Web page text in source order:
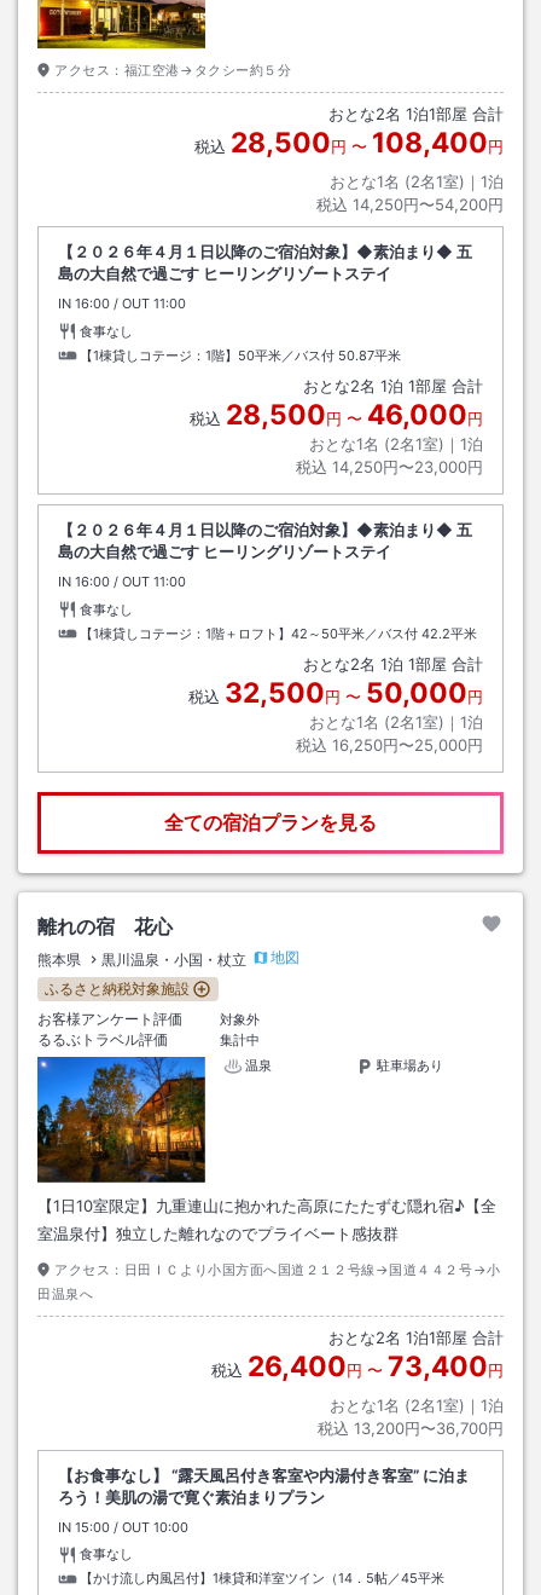
アクセス： 福江空港→タクシー約５分
おとな2名 1泊1部屋 合計
税込 28,500円 〜 108,400円
おとな1名 (2名1室)｜ 1泊
税込 14,250円〜54,200円
【２０２６年４月１日以降のご宿泊対象】◆素泊まり◆ 五
島の大自然で過ごす ヒーリングリゾートステイ
IN チェックイン
16:00 / OUT チェックアウト
11:00
食事なし
【1棟貸しコテージ：1階】50平米／バス付 50.87平米
おとな2名 1泊 1部屋 合計
税込 28,500円 〜 46,000円
おとな1名 (2名1室)｜ 1泊
税込 14,250円〜23,000円
【２０２６年４月１日以降のご宿泊対象】◆素泊まり◆ 五
島の大自然で過ごす ヒーリングリゾートステイ
IN チェックイン
16:00 / OUT チェックアウト
11:00
食事なし
【1棟貸しコテージ：1階＋ロフト】42～50平米／バス付 42.2平米
おとな2名 1泊 1部屋 合計
税込 32,500円 〜 50,000円
おとな1名 (2名1室)｜ 1泊
税込 16,250円〜25,000円
全ての宿泊プランを見る
離れの宿 花心
熊本県 黒川温泉・小国・杖立
地図
ふるさと納税対象施設
お客様アンケート評価
対象外
るるぶトラベル評価
集計中
温泉
駐車場あり
【1日10室限定】九重連山に抱かれた高原にたたずむ隠れ宿♪【全
室温泉付】独立した離れなのでプライベート感抜群
アクセス： 日田ＩＣより小国方面へ国道２１２号線→国道４４２号→小
田温泉へ
おとな2名 1泊1部屋 合計
税込 26,400円 〜 73,400円
おとな1名 (2名1室)｜ 1泊
税込 13,200円〜36,700円
【お食事なし】 “露天風呂付き客室や内湯付き客室” に泊ま
ろう！美肌の湯で寛ぐ素泊まりプラン
IN チェックイン
15:00 / OUT チェックアウト
10:00
食事なし
【かけ流し内風呂付】1棟貸和洋室ツイン（14．5帖／45平米